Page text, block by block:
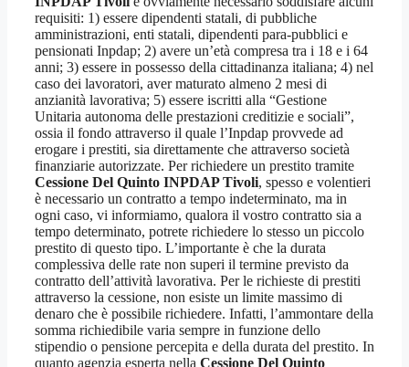
requisiti: 1) essere dipendenti statali, di pubbliche
amministrazioni, enti statali, dipendenti para-pubblici e
pensionati Inpdap; 2) avere un’età compresa tra i 18 e i 64
anni; 3) essere in possesso della cittadinanza italiana; 4) nel
caso dei lavoratori, aver maturato almeno 2 mesi di
anzianità lavorativa; 5) essere iscritti alla “Gestione
Unitaria autonoma delle prestazioni creditizie e sociali”,
ossia il fondo attraverso il quale l’Inpdap provvede ad
erogare i prestiti, sia direttamente che attraverso società
finanziarie autorizzate. Per richiedere un prestito tramite
Cessione Del Quinto INPDAP Tivoli, spesso e volentieri
è necessario un contratto a tempo indeterminato, ma in
ogni caso, vi informiamo, qualora il vostro contratto sia a
tempo determinato, potrete richiedere lo stesso un piccolo
prestito di questo tipo. L’importante è che la durata
complessiva delle rate non superi il termine previsto da
contratto dell’attività lavorativa. Per le richieste di prestiti
attraverso la cessione, non esiste un limite massimo di
denaro che è possibile richiedere. Infatti, l’ammontare della
somma richiedibile varia sempre in funzione dello
stipendio o pensione percepita e della durata del prestito. In
quanto agenzia esperta nella Cessione Del Quinto